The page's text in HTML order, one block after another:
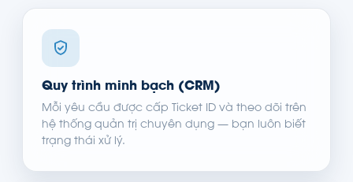
Quy trình minh bạch (CRM)
Mỗi yêu cầu được cấp Ticket ID và theo dõi trên
hệ thống quản trị chuyên dụng — bạn luôn biết
trạng thái xử lý.